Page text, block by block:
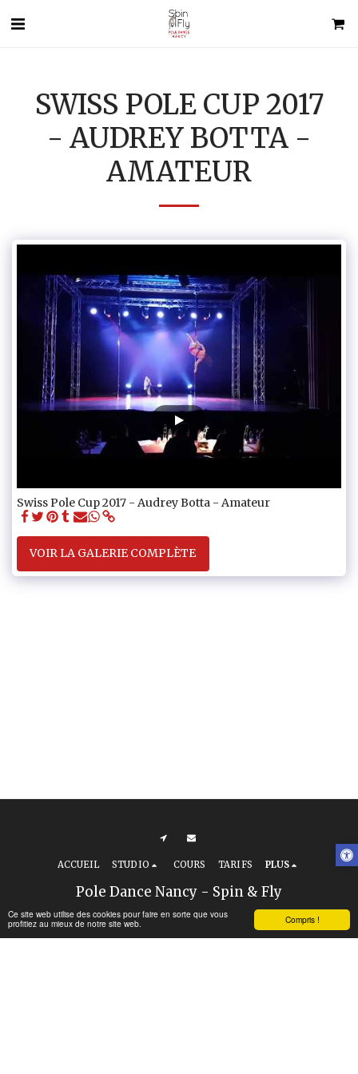
Compris !
Ce site web utilise des cookies pour faire en sorte que vous
profitiez au mieux de notre site web.
SWISS POLE CUP 2017
- AUDREY BOTTA -
AMATEUR
Swiss Pole Cup 2017 - Audrey Botta - Amateur
VOIR LA GALERIE COMPLÈTE
Pole Dance Nancy - Spin & Fly
Droits d'auteur © 2026 Tous droits réservés
Conditions d’utilisation
Confidentialité|Accessibilité
ACCUEIL STUDIO COURS TARIFS PLUS